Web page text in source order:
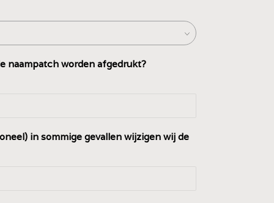
naampatch worden afgedrukt?
in sommige gevallen wijzigen wij de